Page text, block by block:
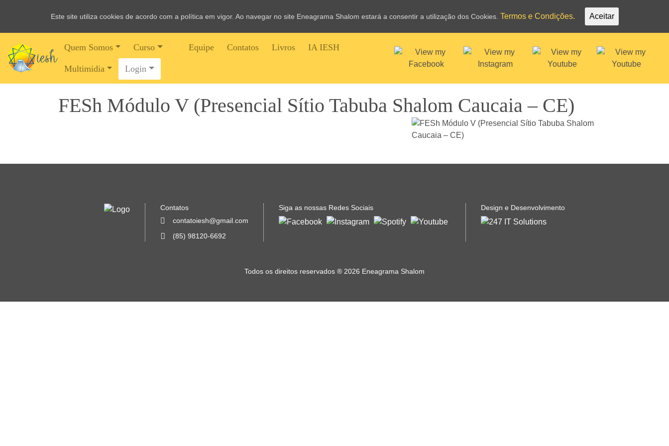
Quem Somos Curso Equipe Contatos Livros IA IESH
Multimidia Login
FESh Módulo V (Presencial Sítio Tabuba Shalom Caucaia – CE)
Contatos
contatoiesh@gmail.com
(85) 98120-6692
Siga as nossas Redes Sociais Design e Desenvolvimento
Todos os direitos reservados ® 2026 Eneagrama Shalom
Este site utiliza cookies de acordo com a política em vigor. Ao navegar no site Eneagrama Shalom estará a consentir a utilização dos Cookies. Termos e Condições. Aceitar